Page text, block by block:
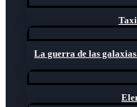
La guerra de las